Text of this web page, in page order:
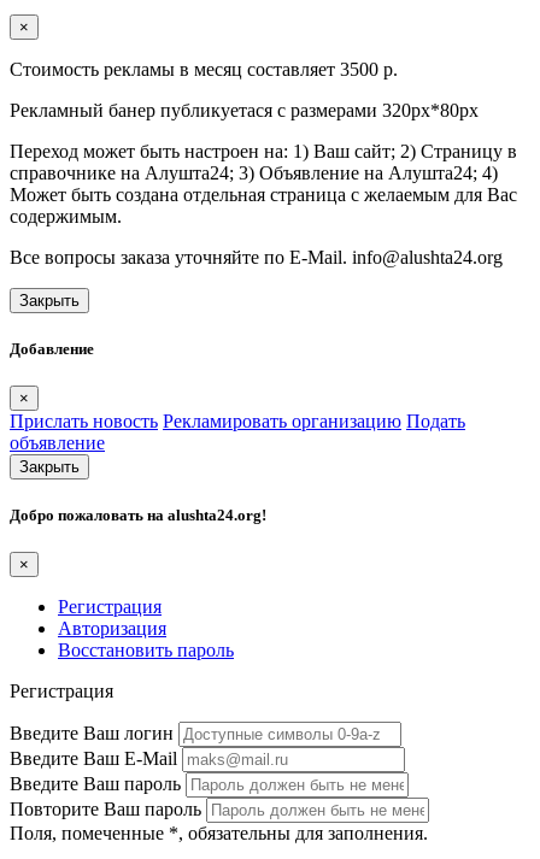
×
Стоимость рекламы в месяц составляет 3500 р.
Рекламный банер публикуетася с размерами 320px*80px
Переход может быть настроен на: 1) Ваш сайт; 2) Страницу в
справочнике на Алушта24; 3) Объявление на Алушта24; 4)
Может быть создана отдельная страница с желаемым для Вас
содержимым.
Все вопросы заказа уточняйте по E-Mail. info@alushta24.org
Закрыть
Добавление
×
Прислать новость Рекламировать организацию Подать
объявление
Закрыть
Добро пожаловать на alushta24.org!
×
Регистрация
Авторизация
Восстановить пароль
Регистрация
Введите Ваш логин
Введите Ваш E-Mail
Введите Ваш пароль
Повторите Ваш пароль
Поля, помеченные *, обязательны для заполнения.